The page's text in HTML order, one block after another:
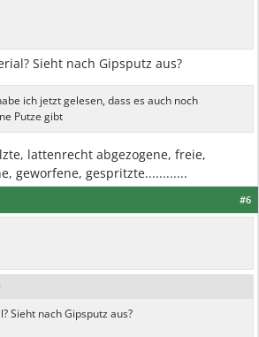
Sieht nach Gipsputz aus?
ich jetzt gelesen, dass es auch noch
Putze gibt
lattenrecht abgezogene, freie,
geworfene, gespritzte............
#6
Sieht nach Gipsputz aus?